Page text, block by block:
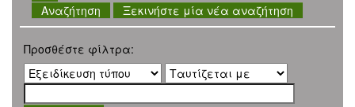
Ξεκινήστε μία νέα αναζήτηση
Προσθέστε φίλτρα: